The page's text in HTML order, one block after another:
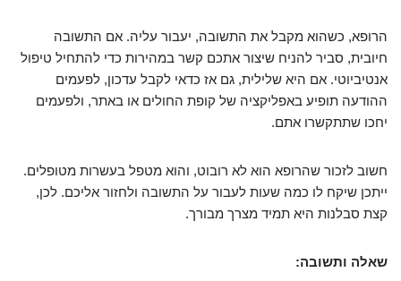
הרופא, כשהוא מקבל את התשובה, יעבור עליה. אם התשובה
חיובית, סביר להניח שיצור אתכם קשר במהירות כדי להתחיל טיפול
אנטיביוטי. אם היא שלילית, גם אז כדאי לקבל עדכון, לפעמים
ההודעה תופיע באפליקציה של קופת החולים או באתר, ולפעמים
יחכו שתתקשרו אתם.
חשוב לזכור שהרופא הוא לא רובוט, והוא מטפל בעשרות מטופלים.
ייתכן שיקח לו כמה שעות לעבור על התשובה ולחזור אליכם. לכן,
קצת סבלנות היא תמיד מצרך מבורך.
שאלה ותשובה: